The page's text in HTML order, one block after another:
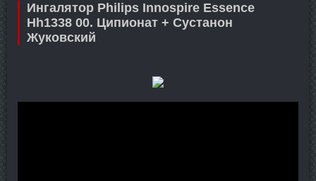
Ингалятор Philips Innospire Essence
Hh1338 00. Ципионат + Сустанон
Жуковский